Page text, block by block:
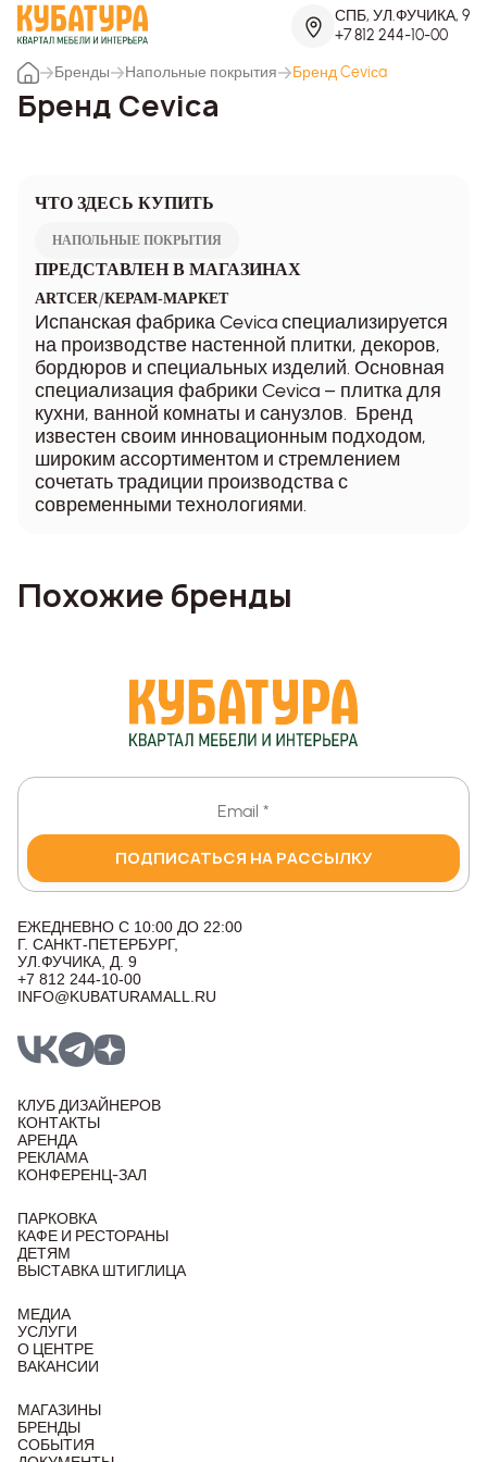
СПБ, УЛ.ФУЧИКА, 9
+7 812 244-10-00
Бренды
Напольные покрытия Бренд Ceviсa
Бренд Ceviсa
ЧТО ЗДЕСЬ КУПИТЬ
НАПОЛЬНЫЕ ПОКРЫТИЯ
ПРЕДСТАВЛЕН В МАГАЗИНАХ
ARTCER/КЕРАМ-МАРКЕТ
Испанская фабрика Cevica специализируется
на производстве настенной плитки, декоров,
бордюров и специальных изделий. Основная
специализация фабрики Cevica – плитка для
кухни, ванной комнаты и санузлов. Бренд
известен своим инновационным подходом,
широким ассортиментом и стремлением
сочетать традиции производства с
современными технологиями.
Похожие бренды
ПОДПИСАТЬСЯ НА РАССЫЛКУ
ЕЖЕДНЕВНО С 10:00 ДО 22:00
Г. САНКТ-ПЕТЕРБУРГ,
УЛ.ФУЧИКА, Д. 9
+7 812 244-10-00
INFO@KUBATURAMALL.RU
КЛУБ ДИЗАЙНЕРОВ
КОНТАКТЫ
АРЕНДА
РЕКЛАМА
КОНФЕРЕНЦ-ЗАЛ
ПАРКОВКА
КАФЕ И РЕСТОРАНЫ
ДЕТЯМ
ВЫСТАВКА ШТИГЛИЦА
МЕДИА
УСЛУГИ
О ЦЕНТРЕ
ВАКАНСИИ
МАГАЗИНЫ
БРЕНДЫ
СОБЫТИЯ